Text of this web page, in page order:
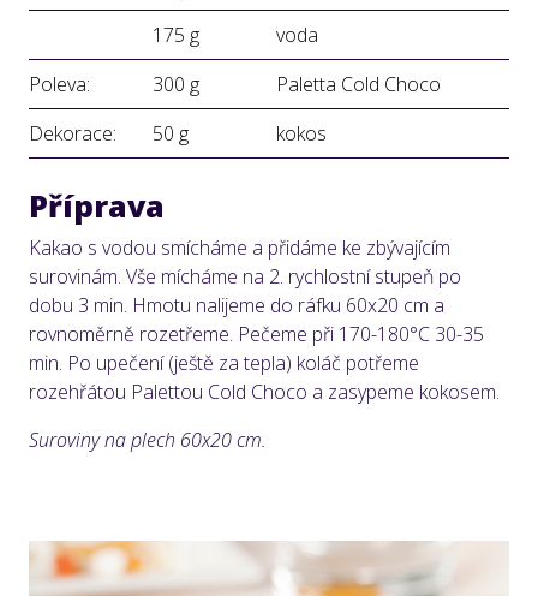
175 g
voda
Poleva:
300 g
Paletta Cold Choco
Dekorace:
50 g kokos
Příprava
Kakao s vodou smícháme a přidáme ke zbývajícím
surovinám. Vše mícháme na 2. rychlostní stupeň po
dobu 3 min. Hmotu nalijeme do ráfku 60x20 cm a
rovnoměrně rozetřeme. Pečeme při 170-180°C 30-35
min. Po upečení (ještě za tepla) koláč potřeme
rozehřátou Palettou Cold Choco a zasypeme kokosem.
Suroviny na plech 60x20 cm.